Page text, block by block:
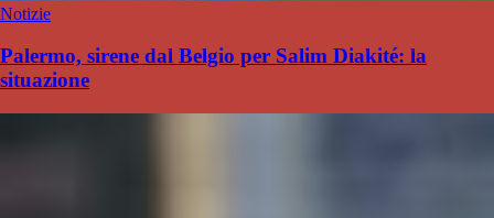
Notizie
Palermo, sirene dal Belgio per Salim Diakité: la
situazione